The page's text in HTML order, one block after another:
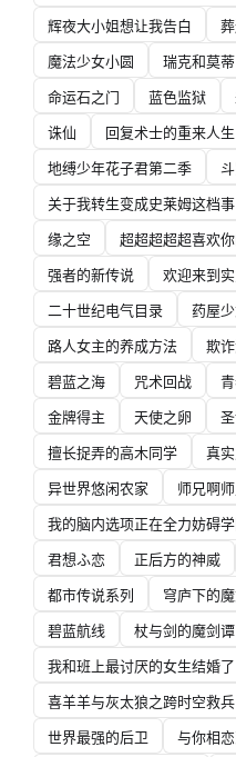
辉夜大小姐想让我告白
魔法少女小圆
瑞克和莫蒂
命运石之门
蓝色监狱
诛仙
回复术士的重来人生
地缚少年花子君第二季
关于我转生变成史莱姆这档事
缘之空 超超超超超喜欢
强者的新传说
欢迎来到
二十世纪电气目录
药屋
路人女主的养成方法
欺
碧蓝之海
咒术回战
金牌得主
天使之卵
擅长捉弄的高木同学
真
异世界悠闲农家
师兄啊
我的脑内选项正在全力妨碍
君想ふ恋
正后方的神威
都市传说系列
穹庐下的
碧蓝航线
杖与剑的魔剑谭
我和班上最讨厌的女生结婚了
喜羊羊与灰太狼之跨时空救兵
世界最强的后卫
与你相